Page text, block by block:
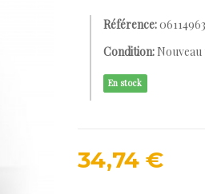
Référence:06114963
Condition:
En stock
34,74 €